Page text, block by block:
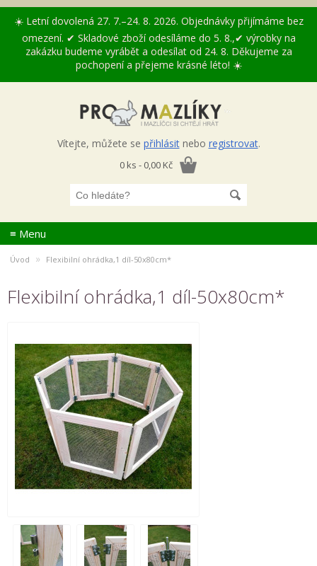
☀️ Letní dovolená 27. 7.–24. 8. 2026. Objednávky přijímáme bez
omezení. ✔ Skladové zboží odesíláme do 5. 8.,✔ výrobky na
zakázku budeme vyrábět a odesílat od 24. 8. Děkujeme za
pochopení a přejeme krásné léto! ☀️
Vítejte, můžete se přihlásitnebo registrovat.
0 ks - 0,00 Kč
≡ Menu
Úvod » Flexibilní ohrádka,1 díl-50x80cm*
Flexibilní ohrádka,1 díl-50x80cm*